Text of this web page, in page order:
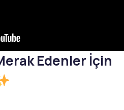
Edenler İçin